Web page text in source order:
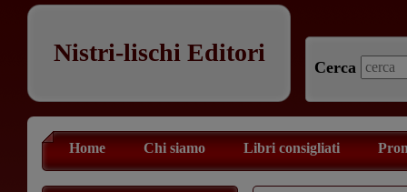
Nistri-lischi Editori
Cerca
Home Chi siamo Libri consigliati